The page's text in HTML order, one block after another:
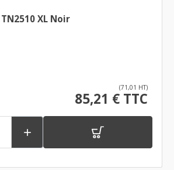
XL Noir
(71,01 HT)
85,21 € TTC
